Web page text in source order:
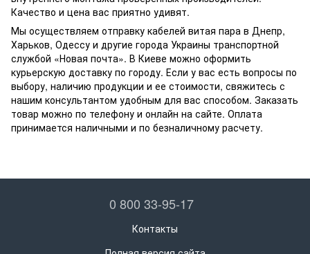
Качество и цена вас приятно удивят.
Мы осуществляем отправку кабелей витая пара в Днепр,
Харьков, Одессу и другие города Украины транспортной
службой «Новая почта». В Киеве можно оформить
курьерскую доставку по городу. Если у вас есть вопросы по
выбору, наличию продукции и ее стоимости, свяжитесь с
нашим консультантом удобным для вас способом. Заказать
товар можно по телефону и онлайн на сайте. Оплата
принимается наличными и по безналичному расчету.
0 800 33-95-17
Контакты